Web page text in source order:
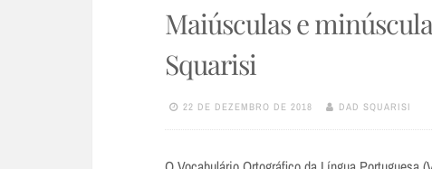
Maiúsculas e
Squarisi
22 DE DEZEMBRO DE 2018 DAD SQUARISI